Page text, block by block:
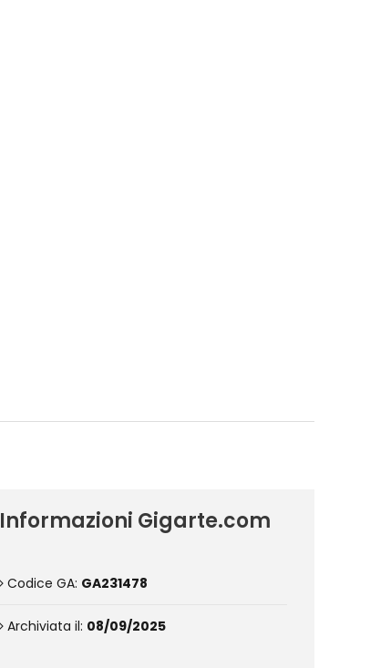
Informazioni Gigarte.com
Codice GA: GA231478
Archiviata il: 08/09/2025